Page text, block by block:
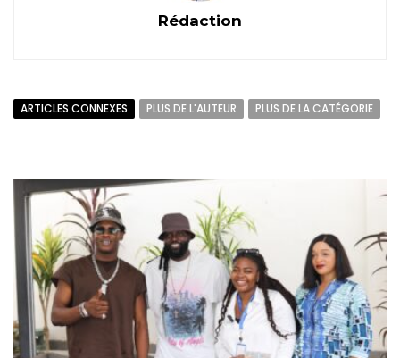
Rédaction
ARTICLES CONNEXES PLUS DE L'AUTEUR PLUS DE LA CATÉGORIE